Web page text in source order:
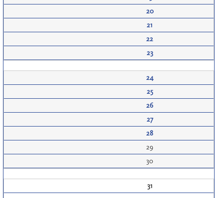
20
21
22
23
24
25
26
27
28
29
30
31